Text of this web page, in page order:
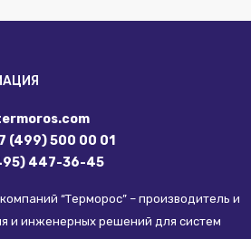
(499) 500 00 01
447-36-45
“Терморос” – производитель и
и инженерных решений для систем